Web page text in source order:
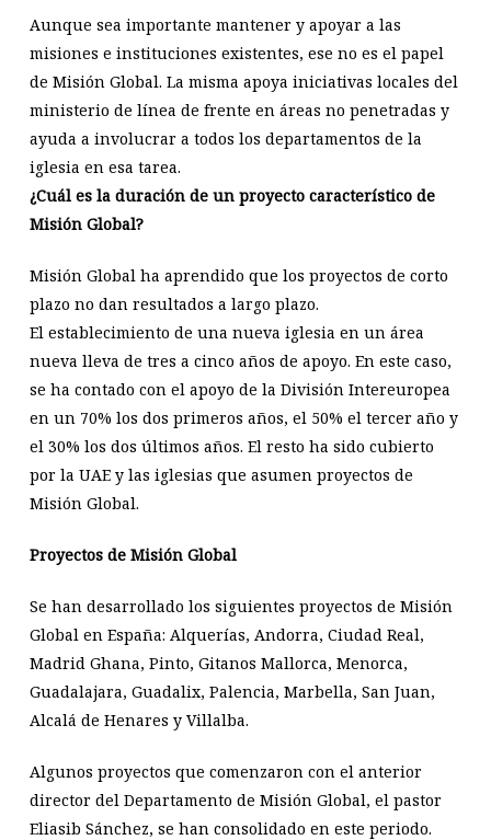
Aunque sea importante mantener y apoyar a las
misiones e instituciones existentes, ese no es el papel
de Misión Global. La misma apoya iniciativas locales del
ministerio de línea de frente en áreas no penetradas y
ayuda a involucrar a todos los departamentos de la
iglesia en esa tarea.
¿Cuál es la duración de un proyecto característico de
Misión Global?
Misión Global ha aprendido que los proyectos de corto
plazo no dan resultados a largo plazo.
El establecimiento de una nueva iglesia en un área
nueva lleva de tres a cinco años de apoyo. En este caso,
se ha contado con el apoyo de la División Intereuropea
en un 70% los dos primeros años, el 50% el tercer año y
el 30% los dos últimos años. El resto ha sido cubierto
por la UAE y las iglesias que asumen proyectos de
Misión Global.
Proyectos de Misión Global
Se han desarrollado los siguientes proyectos de Misión
Global en España: Alquerías, Andorra, Ciudad Real,
Madrid Ghana, Pinto, Gitanos Mallorca, Menorca,
Guadalajara, Guadalix, Palencia, Marbella, San Juan,
Alcalá de Henares y Villalba.
Algunos proyectos que comenzaron con el anterior
director del Departamento de Misión Global, el pastor
Eliasib Sánchez, se han consolidado en este periodo.